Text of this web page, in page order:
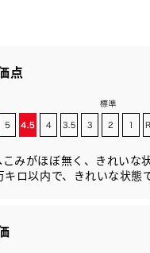
点
こみがほぼ無く、きれいな
キロ以内で、きれいな状態